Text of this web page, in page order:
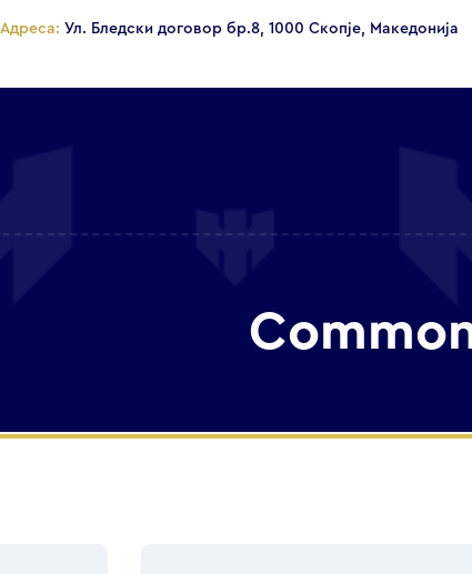
Адреса: Ул. Бледски договор бр.8, 1000 Скопје, Македонија